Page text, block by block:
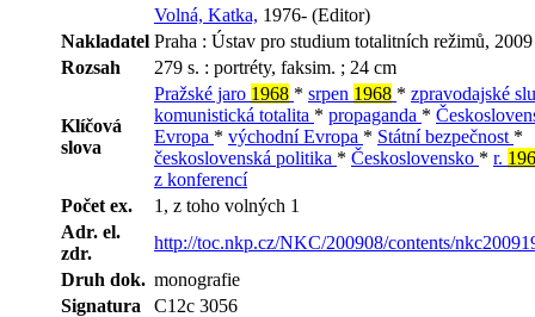
Volná, Katka, 1976- (Editor)
Nakladatel Praha : Ústav pro studium totalitních režimů, 2009
Rozsah
279 s. : portréty, faksim. ; 24 cm
Klíčová
slova
Pražské jaro 1968 * srpen 1968 * zpravodajské
komunistická totalita * propaganda *
Evropa * východní Evropa * Státní bezpečnost *
československá politika * Československo * r.
z konferencí
Počet ex.
1, z toho volných 1
Adr. el.
zdr.
http://toc.nkp.cz/NKC/200908/contents/
Druh dok. monografie
Signatura
C12c 3056